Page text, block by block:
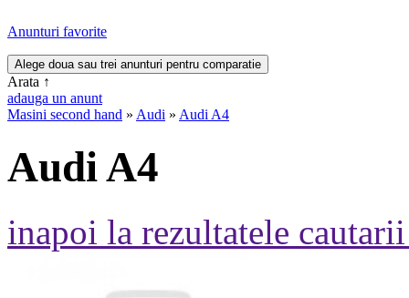
Anunturi favorite
Arata ↑
adauga un anunt
Masini second hand » Audi » Audi A4
Audi A4
inapoi la rezultatele